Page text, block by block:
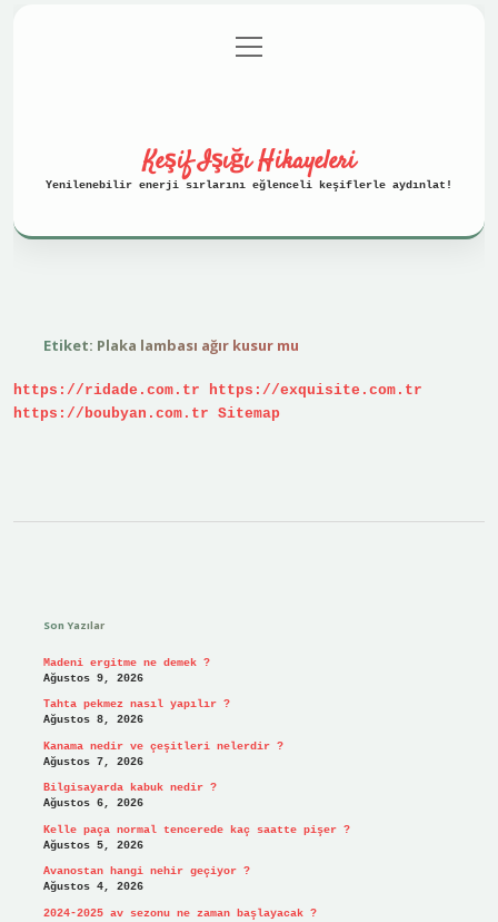
Gizlilik Politikası
menüyü
aç
Keşif Işığı Hikayeleri
Yenilenebilir enerji sırlarını eğlenceli keşiflerle aydınlat!
Etiket: Plaka lambası ağır kusur mu
https://ridade.com.tr
https://exquisite.com.tr
https://boubyan.com.tr Sitemap
Son Yazılar
Madeni ergitme ne demek ?
Ağustos 9, 2026
Tahta pekmez nasıl yapılır ?
Ağustos 8, 2026
Kanama nedir ve çeşitleri nelerdir ?
Ağustos 7, 2026
Bilgisayarda kabuk nedir ?
Ağustos 6, 2026
Kelle paça normal tencerede kaç saatte pişer ?
Ağustos 5, 2026
Avanostan hangi nehir geçiyor ?
Ağustos 4, 2026
2024-2025 av sezonu ne zaman başlayacak ?